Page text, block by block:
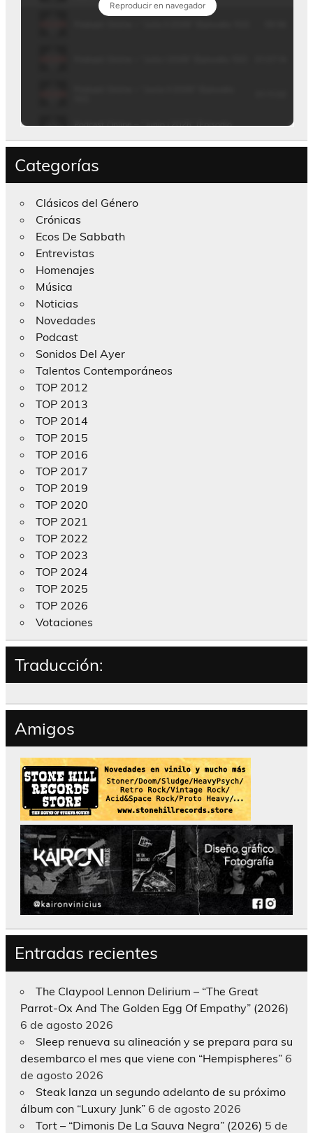
Categorías
Clásicos del Género
Crónicas
Ecos De Sabbath
Entrevistas
Homenajes
Música
Noticias
Novedades
Podcast
Sonidos Del Ayer
Talentos Contemporáneos
TOP 2012
TOP 2013
TOP 2014
TOP 2015
TOP 2016
TOP 2017
TOP 2019
TOP 2020
TOP 2021
TOP 2022
TOP 2023
TOP 2024
TOP 2025
TOP 2026
Votaciones
Traducción:
Amigos
Entradas recientes
The Claypool Lennon Delirium – “The Great
Parrot-Ox And The Golden Egg Of Empathy” (2026)
6 de agosto 2026
Sleep renueva su alineación y se prepara para su
desembarco el mes que viene con “Hempispheres” 6
de agosto 2026
Steak lanza un segundo adelanto de su próximo
álbum con “Luxury Junk” 6 de agosto 2026
Tort – “Dimonis De La Sauva Negra” (2026) 5 de